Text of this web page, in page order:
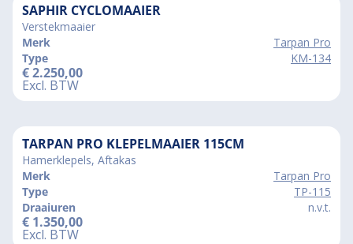
SAPHIR CYCLOMAAIER
Verstekmaaier
Merk
Tarpan Pro
Type
KM-134
€2.250,00
Excl. BTW
TARPAN PRO KLEPELMAAIER 115CM
Hamerklepels, Aftakas
Merk
Tarpan Pro
Type
TP-115
Draaiuren
n.v.t.
€ 1.350,00
Excl. BTW